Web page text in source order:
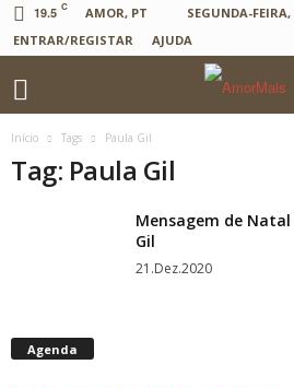
19.5 C AMOR, PT
SEGUNDA-
ENTRAR/REGISTAR
AJUDA
Início Tags Paula Gil
Tag: Paula Gil
Mensagem de Natal
Gil
21.Dez.2020
Agenda